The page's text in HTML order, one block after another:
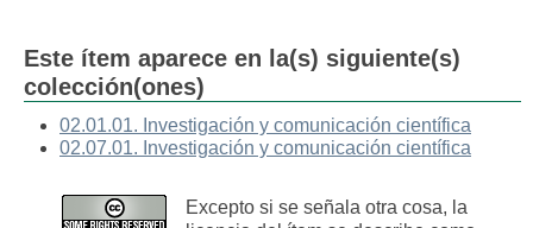
Este ítem aparece en la(s) siguiente(s)
colección(ones)
02.01.01. Investigación y comunicación científica
02.07.01. Investigación y comunicación científica
Excepto si se señala otra cosa, la